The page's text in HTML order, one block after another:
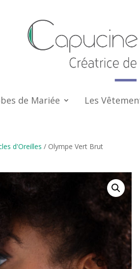
de Mariée Les
d'Oreilles / Olympe Vert Brut